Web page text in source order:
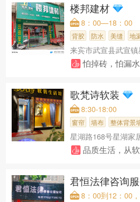
楼邦建材
8：00—18：00
背胶 防水 美缝 地
来宾市武宣县武宣
怕掉砖，怕漏
歌梵诗软装
8:30-18:00
窗帘 墙布 整体背景
星湖路168号星湖家
品质生活，从
君恒法律咨询
8：00到12：00